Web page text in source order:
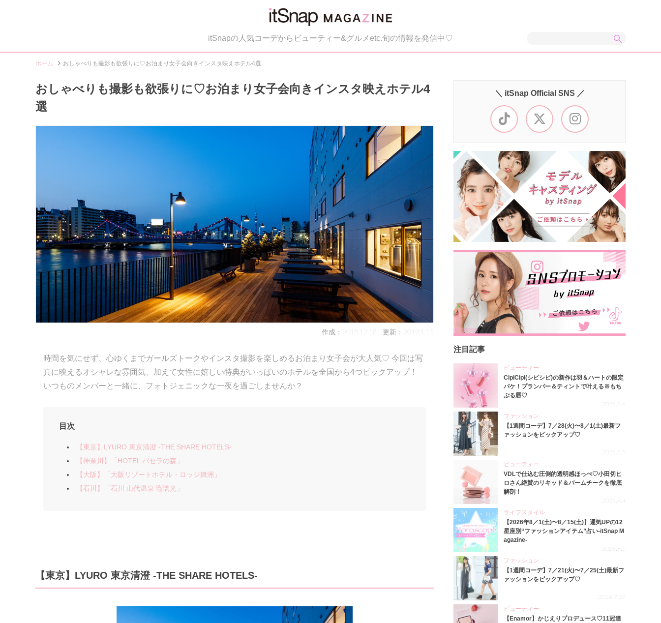
itSnapの人気コーデからビューティー&グルメetc.旬の情報を発信中♡
ホーム おしゃべりも撮影も欲張りに♡お泊まり女子会向きインスタ映えホテル4選
おしゃべりも撮影も欲張りに♡お泊まり女子会向きインスタ映えホテル4
選
作成：2018.12.18 更新：2019.1.15
時間を気にせず、心ゆくまでガールズトークやインスタ撮影を楽しめるお泊まり女子会が大人気♡ 今回は写
真に映えるオシャレな雰囲気、加えて女性に嬉しい特典がいっぱいのホテルを全国から4つピックアップ！
いつものメンバーと一緒に、フォトジェニックな一夜を過ごしませんか？
目次
【東京】LYURO 東京清澄 -THE SHARE HOTELS-
【神奈川】「HOTEL パセラの森」
【大阪】「大阪リゾートホテル・ロッジ舞洲」
【石川】「石川 山代温泉 瑠璃光」
【東京】LYURO 東京清澄 -THE SHARE HOTELS-
＼ itSnap Official SNS ／
注目記事
ビューティー
CipiCipi(シピシピ)の新作は羽＆ハートの限定
パケ！プランパー＆ティントで叶える※もち
ぷる唇♡
2026.8.6
ファッション
【1週間コーデ】7／28(火)〜8／1(土)最新フ
ァッションをピックアップ♡
2026.8.5
ビューティー
VDLで仕込む圧倒的透明感ほっぺ♡小田切ヒ
ロさん絶賛のリキッド＆バームチークを徹底
解剖！
2026.8.4
ライフスタイル
【2026年8／1(土)〜8／15(土)】運気UPの12
星座別“ファッションアイテム”占い-itSnap M
agazine-
2026.8.1
ファッション
【1週間コーデ】7／21(火)〜7／25(土)最新フ
ァッションをピックアップ♡
2026.7.29
ビューティー
【Enamor】かじえりプロデュース♡11冠達